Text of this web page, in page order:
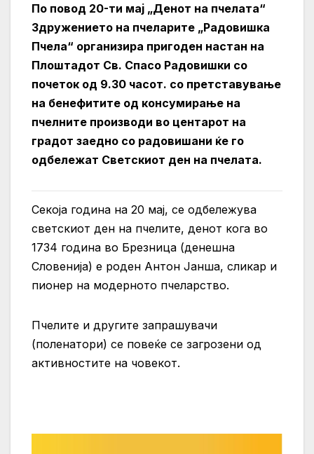
По повод 20-ти мај „Денот на пчелата“
Здружението на пчеларите „Радовишка
Пчела“ организира пригоден настан на
Плоштадот Св. Спасо Радовишки со
почеток од 9.30 часот. со претставување
на бенефитите од консумирање на
пчелните производи во центарот на
градот заедно со радовишани ќе го
одбележат Светскиот ден на пчелата.
Секоја година на 20 мај, се одбележува
светскиот ден на пчелите, денот кога во
1734 година во Брезница (денешна
Словенија) е роден Антон Јанша, сликар и
пионер на модерното пчеларство.
Пчелите и другите запрашувачи
(поленатори) се повеќе се загрозени од
активностите на човекот.